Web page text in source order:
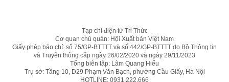
Tạp chí điện tử Tri Thức
Cơ quan chủ quản: Hội Xuất bản Việt Nam
Giấy phép báo chí: số 75/GP-BTTTT và số 442/GP-BTTTT do Bộ Thông tin
và Truyền thông cấp ngày 26/02/2020 và ngày 29/11/2023
Tổng biên tập: Lâm Quang Hiếu
Trụ sở: Tầng 10, D29 Phạm Văn Bạch, phường Cầu Giấy, Hà Nội
HOTLINE: 0931.222.666